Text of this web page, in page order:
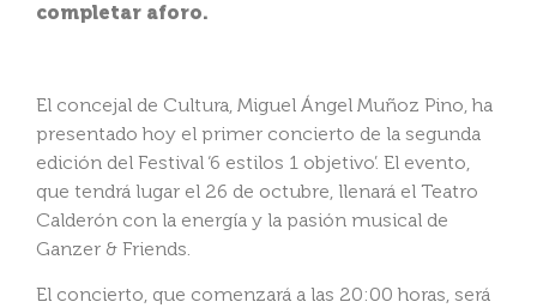
completar aforo.
El concejal de Cultura, Miguel Ángel Muñoz Pino, ha
presentado hoy el primer concierto de la segunda
edición del Festival ‘6 estilos 1 objetivo’. El evento,
que tendrá lugar el 26 de octubre, llenará el Teatro
Calderón con la energía y la pasión musical de
Ganzer & Friends.
El concierto, que comenzará a las 20:00 horas, será